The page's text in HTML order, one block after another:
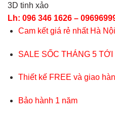
3D tinh xảo
Lh: 096 346 1626 –
Cam kết giá rẻ nhất Hà Nội
SALE SỐC THÁNG 5 TỚI
Thiết kế FREE và giao
Bảo hành 1 năm